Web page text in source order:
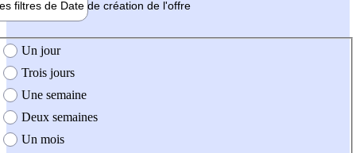
filtres de Date de création de l'offre
création de l'offre
Un jour
Trois jours
Une semaine
Deux semaines
Un mois